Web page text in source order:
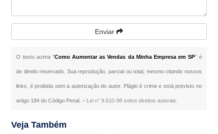
Enviar
O texto acima "Como Aumentar as Vendas da Minha Empresa em SP" é
de direito reservado. Sua reprodução, parcial ou total, mesmo citando nossos
links, é proibida sem a autorização do autor. Plágio é crime e está previsto no
artigo 184 do Código Penal. – Lei n° 9.610-98 sobre direitos autorais
Veja Também